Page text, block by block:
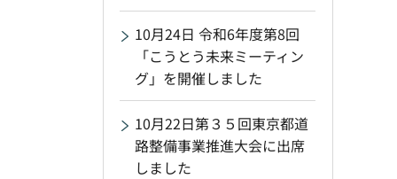
10月24日 令和6年度第8回
「こうとう未来ミーティン
グ」を開催しました
10月22日第３５回東京都道
路整備事業推進大会に出席
しました